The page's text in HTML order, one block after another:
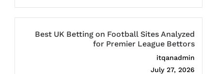
Best UK Betting on Football Sites Analyzed
for Premier League Bettors
itqanadmin
July 27, 2026